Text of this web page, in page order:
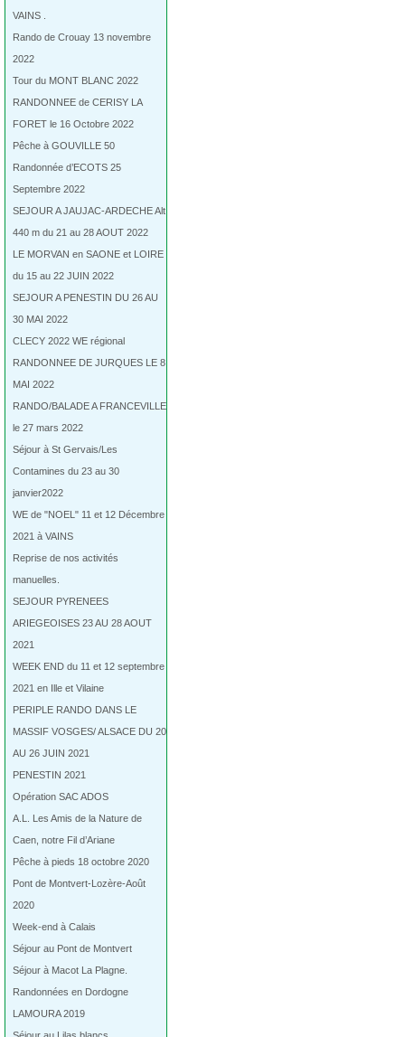
VAINS .
Rando de Crouay 13 novembre
2022
Tour du MONT BLANC 2022
RANDONNEE de CERISY LA
FORET le 16 Octobre 2022
Pêche à GOUVILLE 50
Randonnée d’ECOTS 25
Septembre 2022
SEJOUR A JAUJAC-ARDECHE Alt
440 m du 21 au 28 AOUT 2022
LE MORVAN en SAONE et LOIRE
du 15 au 22 JUIN 2022
SEJOUR A PENESTIN DU 26 AU
30 MAI 2022
CLECY 2022 WE régional
RANDONNEE DE JURQUES LE 8
MAI 2022
RANDO/BALADE A FRANCEVILLE
le 27 mars 2022
Séjour à St Gervais/Les
Contamines du 23 au 30
janvier2022
WE de "NOEL" 11 et 12 Décembre
2021 à VAINS
Reprise de nos activités
manuelles.
SEJOUR PYRENEES
ARIEGEOISES 23 AU 28 AOUT
2021
WEEK END du 11 et 12 septembre
2021 en Ille et Vilaine
PERIPLE RANDO DANS LE
MASSIF VOSGES/ ALSACE DU 20
AU 26 JUIN 2021
PENESTIN 2021
Opération SAC ADOS
A.L. Les Amis de la Nature de
Caen, notre Fil d’Ariane
Pêche à pieds 18 octobre 2020
Pont de Montvert-Lozère-Août
2020
Week-end à Calais
Séjour au Pont de Montvert
Séjour à Macot La Plagne.
Randonnées en Dordogne
LAMOURA 2019